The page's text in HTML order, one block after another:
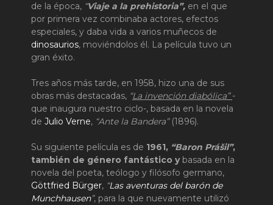
de la época, “Viaje a la prehistoria”, en el que
por primera vez combinaba actores, efectos
especiales, y daba vida a varios muñecos de
dinosaurios, moviéndolos él. La película tuvo un
gran éxito.
Tres años más tarde, en 1958, hizo una de sus
obras más destacadas, “La invención diabólica”-
que inaugura nuestro ciclo-, basada en la novela
de Julio Verne, “Ante la Bandera”(1896).
Su siguiente película es de 1961, “Baron Prášil”,
también de género fantástico y basada en la
novela del poeta, teólogo y filósofo germano,
Göttfried Bürger, “Las aventuras del barón de
Munchhausen”, para la que nuevamente utilizó